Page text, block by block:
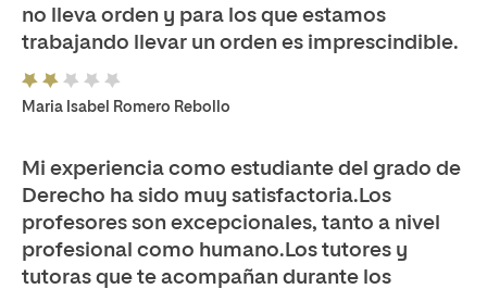
no lleva orden y para los que estamos
trabajando llevar un orden es imprescindible.
Maria Isabel Romero Rebollo
Mi experiencia como estudiante del grado de
Derecho ha sido muy satisfactoria.Los
profesores son excepcionales, tanto a nivel
profesional como humano.Los tutores y
tutoras que te acompañan durante los